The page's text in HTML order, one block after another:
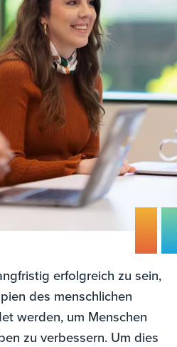
erfolgreich zu sein,
des menschlichen
werden, um Menschen
zu verbessern. Um dies